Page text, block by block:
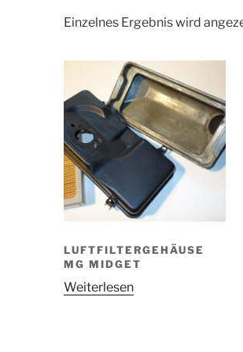
Einzelnes Ergebnis wird
LUFTFILTERGEHÄUSE
MG MIDGET
Weiterlesen